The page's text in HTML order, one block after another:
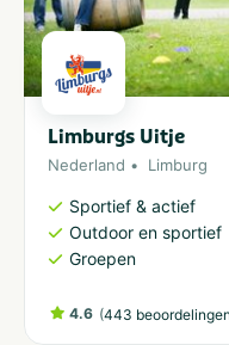
Limburgs Uitje
Nederland Limburg
Sportief & actief
Outdoor en sportief
Groepen
4.6 (443 beoordelingen